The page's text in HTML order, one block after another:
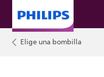
Elige una bombilla